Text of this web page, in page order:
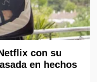
con su
en hechos